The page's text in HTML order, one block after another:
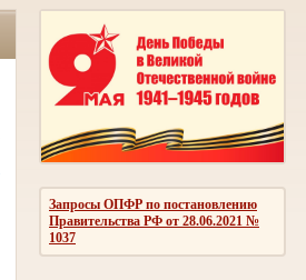
Запросы ОПФР по постановлению
Правительства РФ от 28.06.2021 №
1037